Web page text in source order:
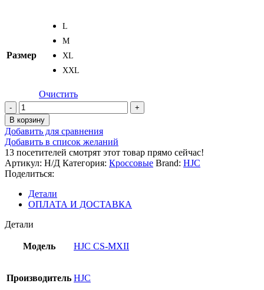
Размер
L
M
XL
XXL
Очистить
Количество
товара
HJC
Шлем
CS-
MXII
ELLUSION
MC23
В корзину
Добавить для сравнения
Добавить в список желаний
13 посетителей смотрят этот товар прямо сейчас!
Артикул: Н/Д Категория: Кроссовые Brand: HJC
Поделиться:
Детали
ОПЛАТА И ДОСТАВКА
Детали
Модель HJC CS-MXII
Производитель HJC